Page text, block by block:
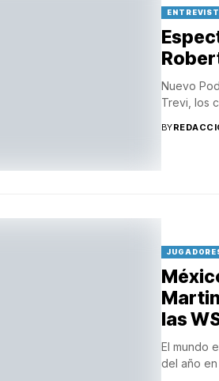
Nuevo
Trevi, los
BY
las
El mundo
del año en